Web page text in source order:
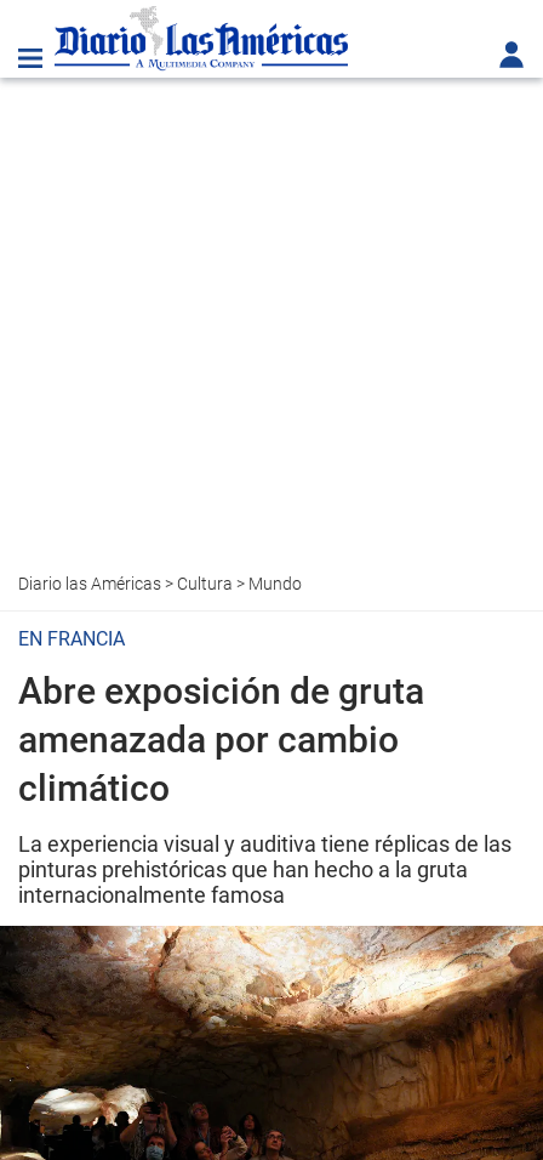
Diario las Américas> Cultura > Mundo
EN FRANCIA
Abre exposición de gruta
amenazada por cambio
climático
La experiencia visual y auditiva tiene réplicas de las
pinturas prehistóricas que han hecho a la gruta
internacionalmente famosa